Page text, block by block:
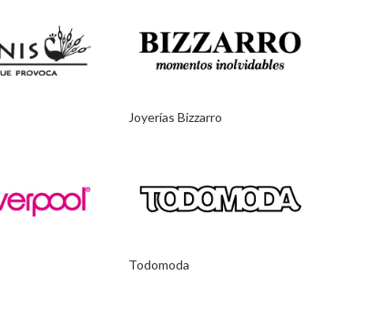
Joyerías Bizzarro
Todomoda